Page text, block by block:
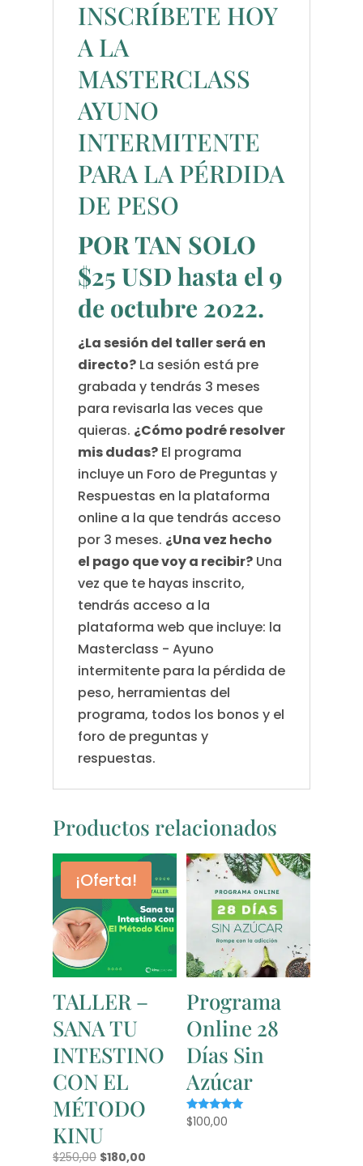
INSCRÍBETE HOY
A LA
MASTERCLASS
AYUNO
INTERMITENTE
PARA LA PÉRDIDA
DE PESO
POR TAN SOLO
$25 USD hasta el 9
de octubre 2022.
¿La sesión del taller será en
directo?La sesión está pre
grabada y tendrás 3 meses
para revisarla las veces que
quieras. ¿Cómo podré resolver
mis dudas?El programa
incluye un Foro de Preguntas y
Respuestas en la plataforma
online a la que tendrás acceso
por 3 meses. ¿Una vez hecho
el pago que voy a recibir?Una
vez que te hayas inscrito,
tendrás acceso a la
plataforma web que incluye: la
Masterclass - Ayuno
intermitente para la pérdida de
peso, herramientas del
programa, todos los bonos y el
foro de preguntas y
respuestas.
Productos relacionados
¡Oferta!
TALLER –
SANA TU
INTESTINO
CON EL
MÉTODO
KINU
$250,00 El
$180,00El
Programa
Online 28
Días Sin
Azúcar
Valorado
con
$100,00